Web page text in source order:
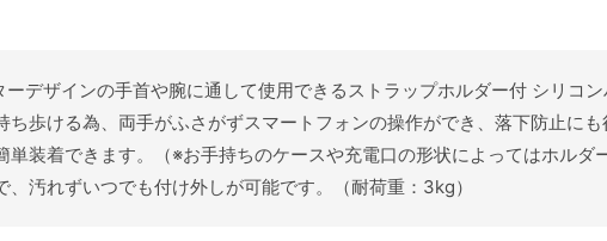
デザインの手首や腕に通して使用できるストラップホルダー付 シリコ
歩ける為、両手がふさがずスマートフォンの操作ができ、落下防止に
装着できます。（※お手持ちのケースや充電口の形状によってはホルダ
汚れずいつでも付け外しが可能です。（耐荷重：3kg）